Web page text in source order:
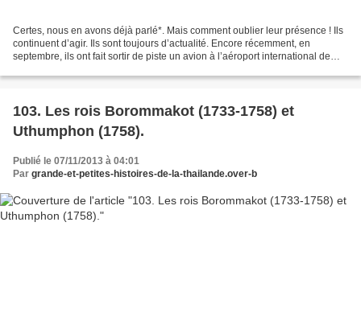
Certes, nous en avons déjà parlé*. Mais comment oublier leur présence ! Ils
continuent d’agir. Ils sont toujours d’actualité. Encore récemment, en
septembre, ils ont fait sortir de piste un avion à l’aéroport international de
103. Les rois Borommakot (1733-1758) et
Uthumphon (1758).
Publié le 07/11/2013 à 04:01
Par grande-et-petites-histoires-de-la-thailande.over-b